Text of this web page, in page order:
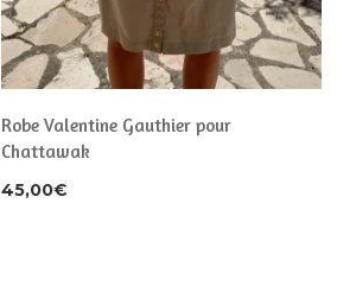
Robe Valentine Gauthier pour
Chattawak
45,00€